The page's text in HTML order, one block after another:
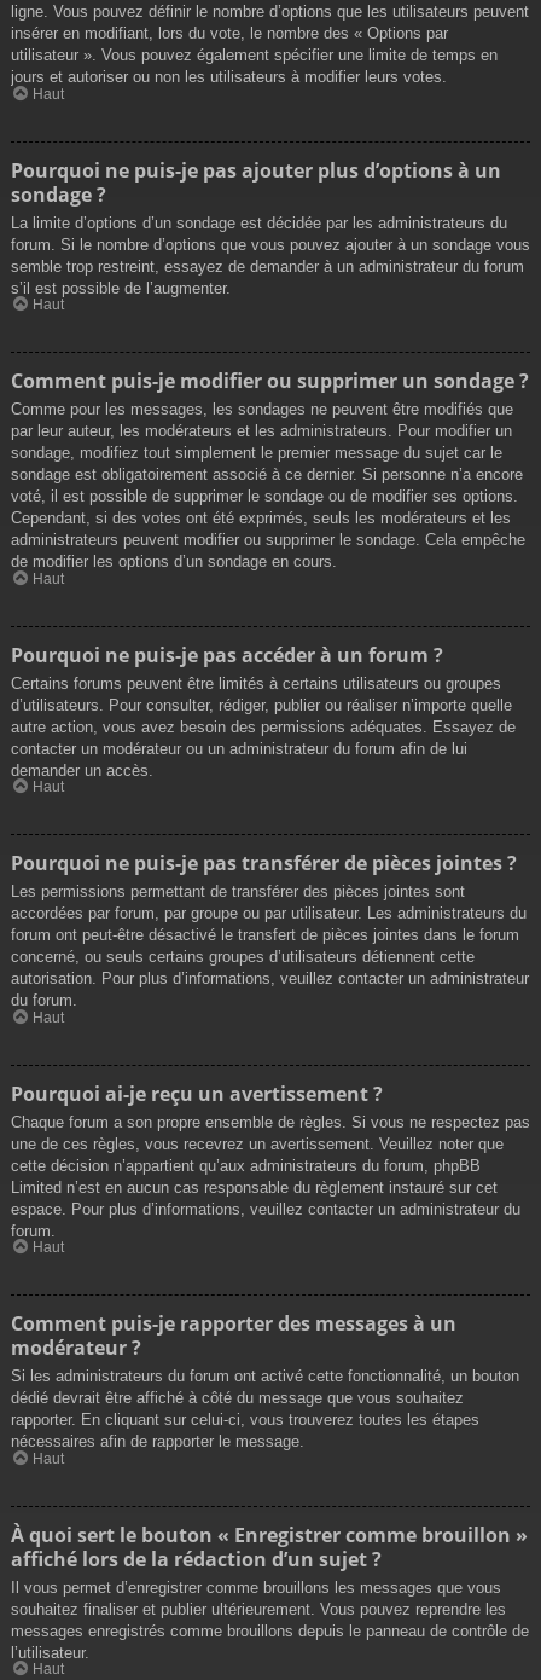
ligne. Vous pouvez définir le nombre d’options que les utilisateurs peuvent
insérer en modifiant, lors du vote, le nombre des « Options par
utilisateur ». Vous pouvez également spécifier une limite de temps en
jours et autoriser ou non les utilisateurs à modifier leurs votes.
Haut
Pourquoi ne puis-je pas ajouter plus d’options à un
sondage ?
La limite d’options d’un sondage est décidée par les administrateurs du
forum. Si le nombre d’options que vous pouvez ajouter à un sondage vous
semble trop restreint, essayez de demander à un administrateur du forum
s’il est possible de l’augmenter.
Haut
Comment puis-je modifier ou supprimer un sondage ?
Comme pour les messages, les sondages ne peuvent être modifiés que
par leur auteur, les modérateurs et les administrateurs. Pour modifier un
sondage, modifiez tout simplement le premier message du sujet car le
sondage est obligatoirement associé à ce dernier. Si personne n’a encore
voté, il est possible de supprimer le sondage ou de modifier ses options.
Cependant, si des votes ont été exprimés, seuls les modérateurs et les
administrateurs peuvent modifier ou supprimer le sondage. Cela empêche
de modifier les options d’un sondage en cours.
Haut
Pourquoi ne puis-je pas accéder à un forum ?
Certains forums peuvent être limités à certains utilisateurs ou groupes
d’utilisateurs. Pour consulter, rédiger, publier ou réaliser n’importe quelle
autre action, vous avez besoin des permissions adéquates. Essayez de
contacter un modérateur ou un administrateur du forum afin de lui
demander un accès.
Haut
Pourquoi ne puis-je pas transférer de pièces jointes ?
Les permissions permettant de transférer des pièces jointes sont
accordées par forum, par groupe ou par utilisateur. Les administrateurs du
forum ont peut-être désactivé le transfert de pièces jointes dans le forum
concerné, ou seuls certains groupes d’utilisateurs détiennent cette
autorisation. Pour plus d’informations, veuillez contacter un administrateur
du forum.
Haut
Pourquoi ai-je reçu un avertissement ?
Chaque forum a son propre ensemble de règles. Si vous ne respectez pas
une de ces règles, vous recevrez un avertissement. Veuillez noter que
cette décision n’appartient qu’aux administrateurs du forum, phpBB
Limited n’est en aucun cas responsable du règlement instauré sur cet
espace. Pour plus d’informations, veuillez contacter un administrateur du
forum.
Haut
Comment puis-je rapporter des messages à un
modérateur ?
Si les administrateurs du forum ont activé cette fonctionnalité, un bouton
dédié devrait être affiché à côté du message que vous souhaitez
rapporter. En cliquant sur celui-ci, vous trouverez toutes les étapes
nécessaires afin de rapporter le message.
Haut
À quoi sert le bouton « Enregistrer comme brouillon »
affiché lors de la rédaction d’un sujet ?
Il vous permet d’enregistrer comme brouillons les messages que vous
souhaitez finaliser et publier ultérieurement. Vous pouvez reprendre les
messages enregistrés comme brouillons depuis le panneau de contrôle de
l’utilisateur.
Haut